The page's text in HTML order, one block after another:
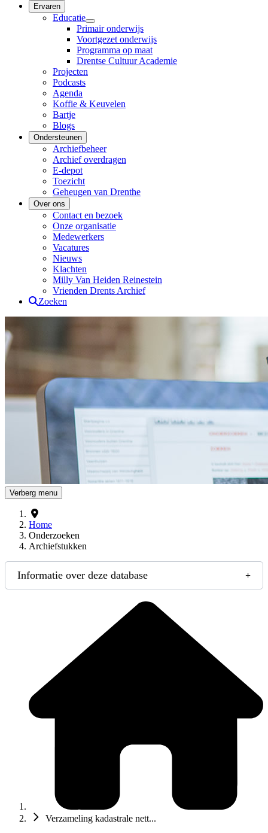
Ervaren
Educatie
Primair onderwijs
Voortgezet onderwijs
Programma op maat
Drentse Cultuur Academie
Projecten
Podcasts
Agenda
Koffie & Keuvelen
Bartje
Blogs
Ondersteunen
Archiefbeheer
Archief overdragen
E-depot
Toezicht
Geheugen van Drenthe
Over ons
Contact en bezoek
Onze organisatie
Medewerkers
Vacatures
Nieuws
Klachten
Milly Van Heiden Reinestein
Vrienden Drents Archief
Zoeken
Drents Archief
Verberg menu
Home
Onderzoeken
Archiefstukken
Informatie over deze database
Verzameling kadastrale nett...